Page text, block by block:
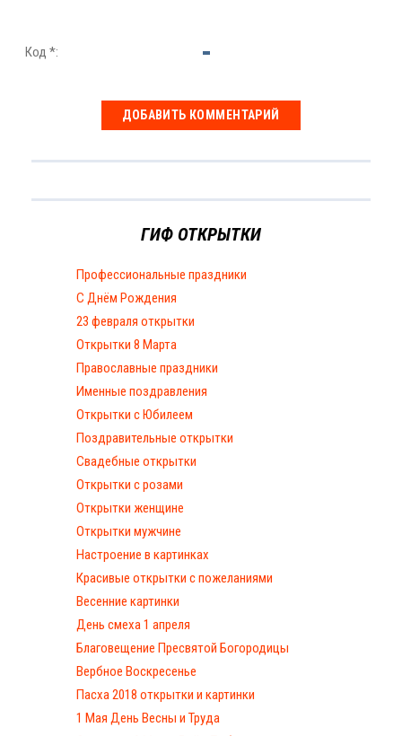
Код *:
ГИФ ОТКРЫТКИ
Профессиональные праздники
С Днём Рождения
23 февраля открытки
Открытки 8 Марта
Православные праздники
Именные поздравления
Открытки с Юбилеем
Поздравительные открытки
Свадебные открытки
Открытки с розами
Открытки женщине
Открытки мужчине
Настроение в картинках
Красивые открытки с пожеланиями
Весенние картинки
День смеха 1 апреля
Благовещение Пресвятой Богородицы
Вербное Воскресенье
Пасха 2018 открытки и картинки
1 Мая День Весны и Труда